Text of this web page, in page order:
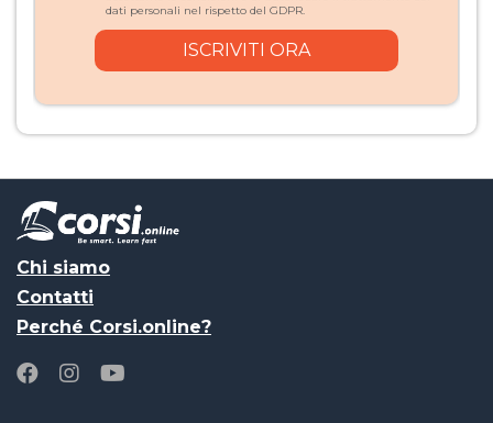
dati personali nel rispetto del GDPR.
Chi siamo
Contatti
Perché Corsi.online?